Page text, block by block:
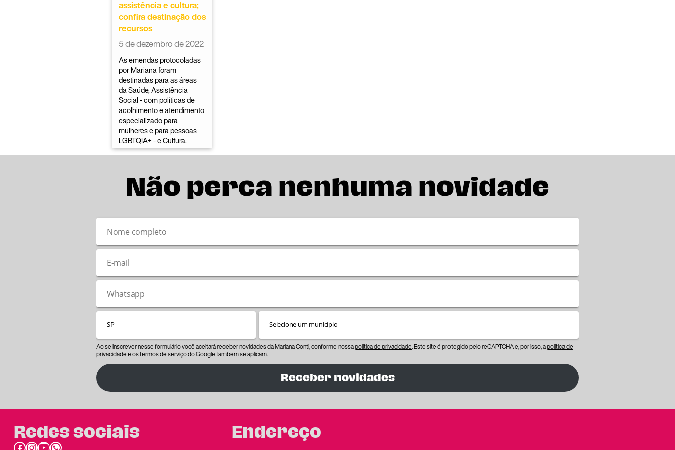
assistência e cultura;
confira destinação dos
recursos
5 de dezembro de 2022
As emendas protocoladas
por Mariana foram
destinadas para as áreas
da Saúde, Assistência
Social - com políticas de
acolhimento e atendimento
especializado para
mulheres e para pessoas
LGBTQIA+ - e Cultura.
Não perca nenhuma novidade
Ao se inscrever nesse formulário você aceitará receber novidades da Mariana Conti, conforme nossapolítica de privacidade. Este site é protegido pelo reCAPTCHA e, por isso, apolítica de
privacidadee ostermos de serviçodo Google também se aplicam.
Receber novidades
Redes sociais Endereço